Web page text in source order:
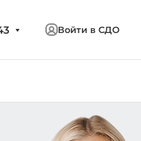
Войти в СДО